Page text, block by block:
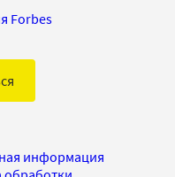
Forbes
информация